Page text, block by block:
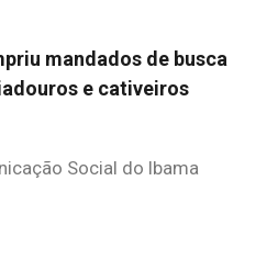
mandados de busca
e cativeiros
Social do Ibama